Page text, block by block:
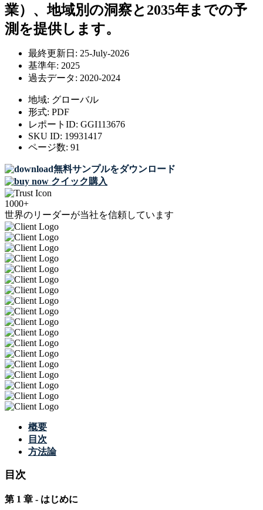
業）、地域別の洞察と2035年までの予
測を提供します。
最終更新日: 25-July-2026
基準年: 2025
過去データ: 2020-2024
地域: グローバル
形式: PDF
レポートID: GGI113676
SKU ID: 19931417
ページ数: 91
無料サンプルをダウンロード
クイック購入
1000+
世界のリーダーが当社を信頼しています
概要
目次
方法論
目次
第 1 章 - はじめに